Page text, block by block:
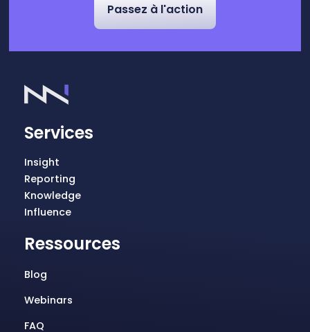
Passez à l'action
Services
Insight
Reporting
Knowledge
Influence
Ressources
Blog
Webinars
FAQ